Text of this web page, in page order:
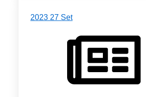
2023 27 Set